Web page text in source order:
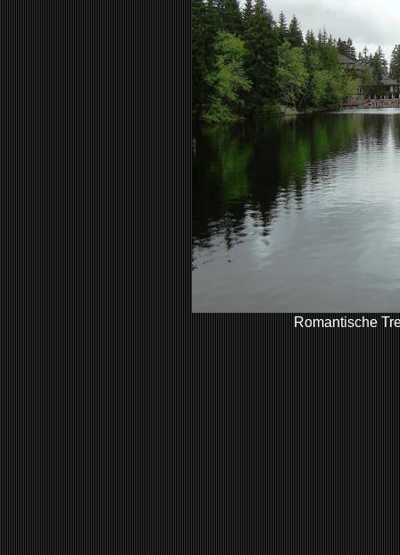
Romantische